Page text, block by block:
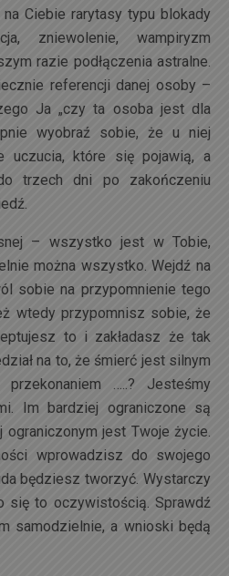
Ciebie rarytasy typu blokady
zniewolenie, wampiryzm
razie podłączenia astralne.
referencji danej osoby –
Ja „czy ta osoba jest dla
wyobraź sobie, że u niej
uczucia, które się pojawią, a
trzech dni po zakończeniu
– wszystko jest w Tobie,
można wszystko. Wejdź na
sobie na przypomnienie tego
wtedy przypomnisz sobie, że
to i zakładasz że tak
na to, że śmierć jest silnym
…..? Jesteśmy
Im bardziej ograniczone są
jest Twoje życie.
wprowadzisz do swojego
będziesz tworzyć. Wystarczy
się to oczywistością. Sprawdź
samodzielnie, a wnioski będą